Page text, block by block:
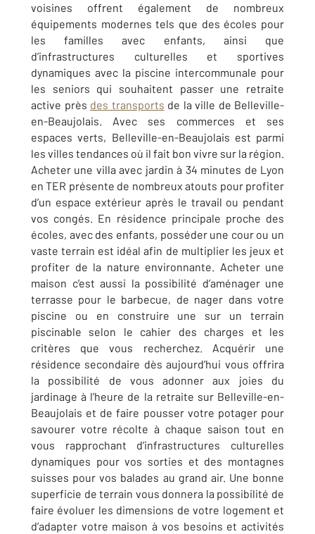
voisines offrent également de nombreux
équipements modernes tels que des écoles pour
les familles avec enfants, ainsi que
d’infrastructures culturelles et sportives
dynamiques avec la piscine intercommunale pour
les seniors qui souhaitent passer une retraite
active près des transports de la ville de Belleville-
en-Beaujolais.
Avec ses commerces et ses
espaces verts, Belleville-en-Beaujolais est parmi
les villes tendances où il fait bon vivre sur la région.
Acheter une villa avec jardin à 34 minutes de Lyon
en TER présente de nombreux atouts pour profiter
d’un espace extérieur après le travail ou pendant
vos congés. En résidence principale proche des
écoles, avec des enfants, posséder une cour ou un
vaste terrain est idéal afin de multiplier les jeux et
profiter de la nature environnante. Acheter une
maison c’est aussi la possibilité d’aménager une
terrasse pour le barbecue, de nager dans votre
piscine ou en construire une sur un terrain
piscinable selon le cahier des charges et les
critères que vous recherchez. Acquérir une
résidence secondaire dès aujourd’hui vous offrira
la possibilité de vous adonner aux joies du
jardinage à l’heure de la retraite sur Belleville-en-
Beaujolais et de faire pousser votre potager pour
savourer votre récolte à chaque saison tout en
vous rapprochant d’infrastructures culturelles
dynamiques pour vos sorties et des montagnes
suisses pour vos balades au grand air. Une bonne
superficie de terrain vous donnera la possibilité de
faire évoluer les dimensions de votre logement et
d’adapter votre maison à vos besoins et activités